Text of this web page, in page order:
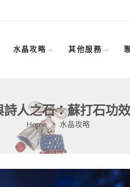
水晶攻略 其他服務
人之石：蘇打石功
Home 水晶攻略